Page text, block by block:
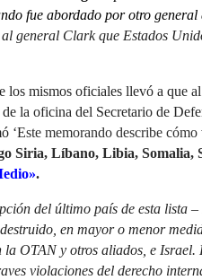
fue abordado por otro
general Clark que Estados
los mismos oficiales llevó a que
la oficina del Secretario de
‘Este memorando describe cómo
Siria, Líbano, Libia, Somalia,
.
del último país de esta lista
en mayor o menor
OTAN y otros aliados, e
violaciones del derecho